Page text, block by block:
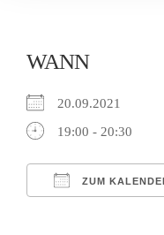
WANN
20.09.2021
19:00 - 20:30
ZUM